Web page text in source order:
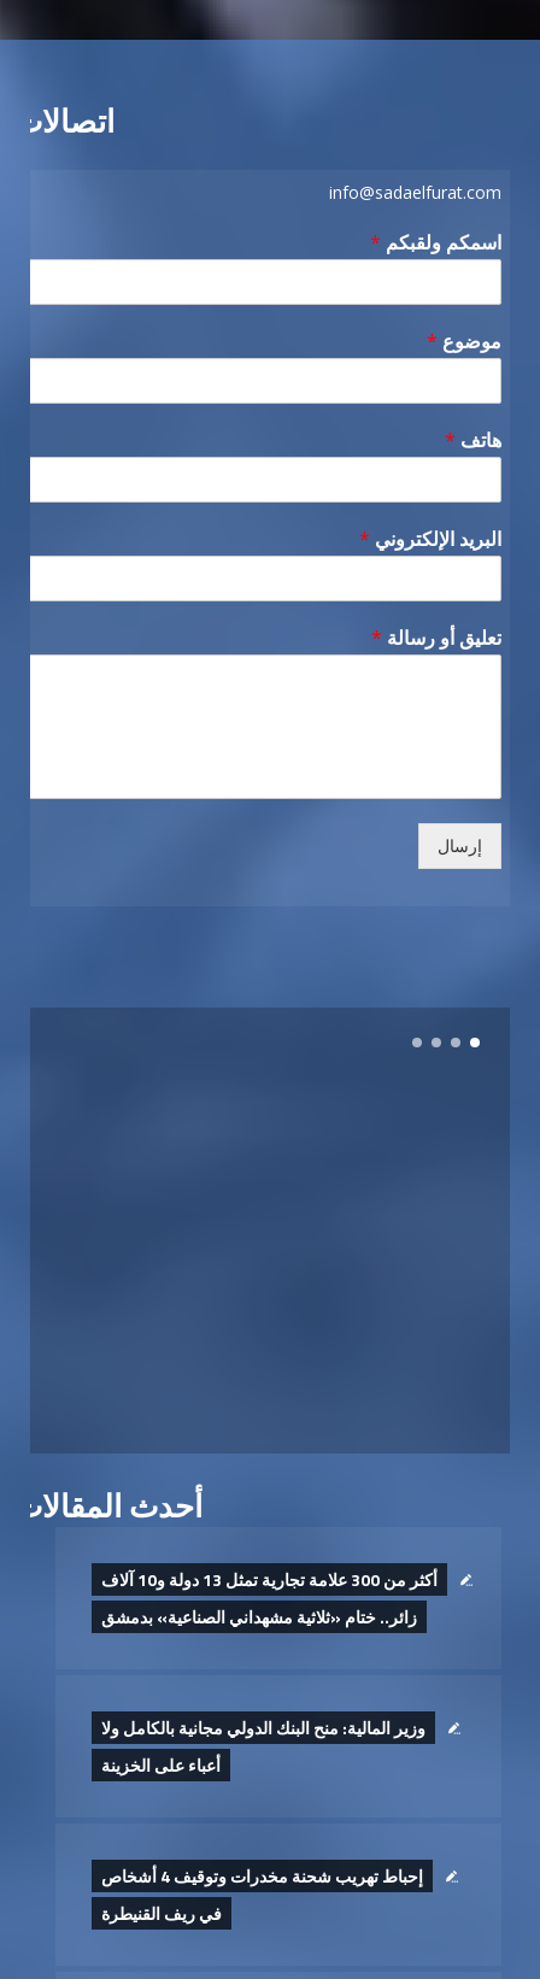
اتصالات
info@sadaelfurat.com
اسمكم ولقبكم *
موضوع *
هاتف *
البريد الإلكتروني *
تعليق أو رسالة *
إرسال
أحدث المقالات
أكثر من 300 علامة تجارية تمثل 13 دولة و10 آلاف
زائر.. ختام «ثلاثية مشهداني الصناعية» بدمشق
وزير المالية: منح البنك الدولي مجانية بالكامل ولا
أعباء على الخزينة
إحباط تهريب شحنة مخدرات وتوقيف 4 أشخاص
في ريف القنيطرة